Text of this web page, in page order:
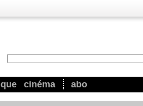
cinéma abo